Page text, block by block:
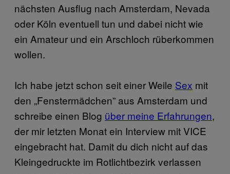
nächsten Ausflug nach Amsterdam, Nevada
oder Köln eventuell tun und dabei nicht wie
ein Amateur und ein Arschloch rüberkommen
wollen.
Ich habe jetzt schon seit einer Weile Sex mit
den „Fenstermädchen” aus Amsterdam und
schreibe einen Blog über meine Erfahrungen,
der mir letzten Monat ein Interview mit VICE
eingebracht hat. Damit du dich nicht auf das
Kleingedruckte im Rotlichtbezirk verlassen